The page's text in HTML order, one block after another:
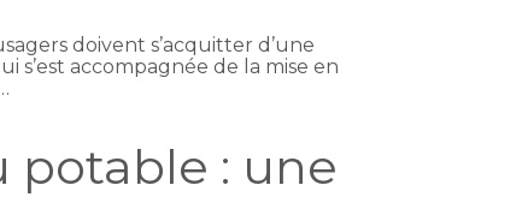
doivent s’acquitter d’une
s’est accompagnée de la mise en
potable : une